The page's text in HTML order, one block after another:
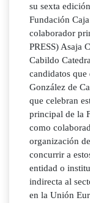
su sexta
Fundación
colaborador
PRESS) Asaja
Cabildo
candidatos que
González de
que celebran
principal de la
como
organización
concurrir a
entidad o
indirecta al
en la Unión